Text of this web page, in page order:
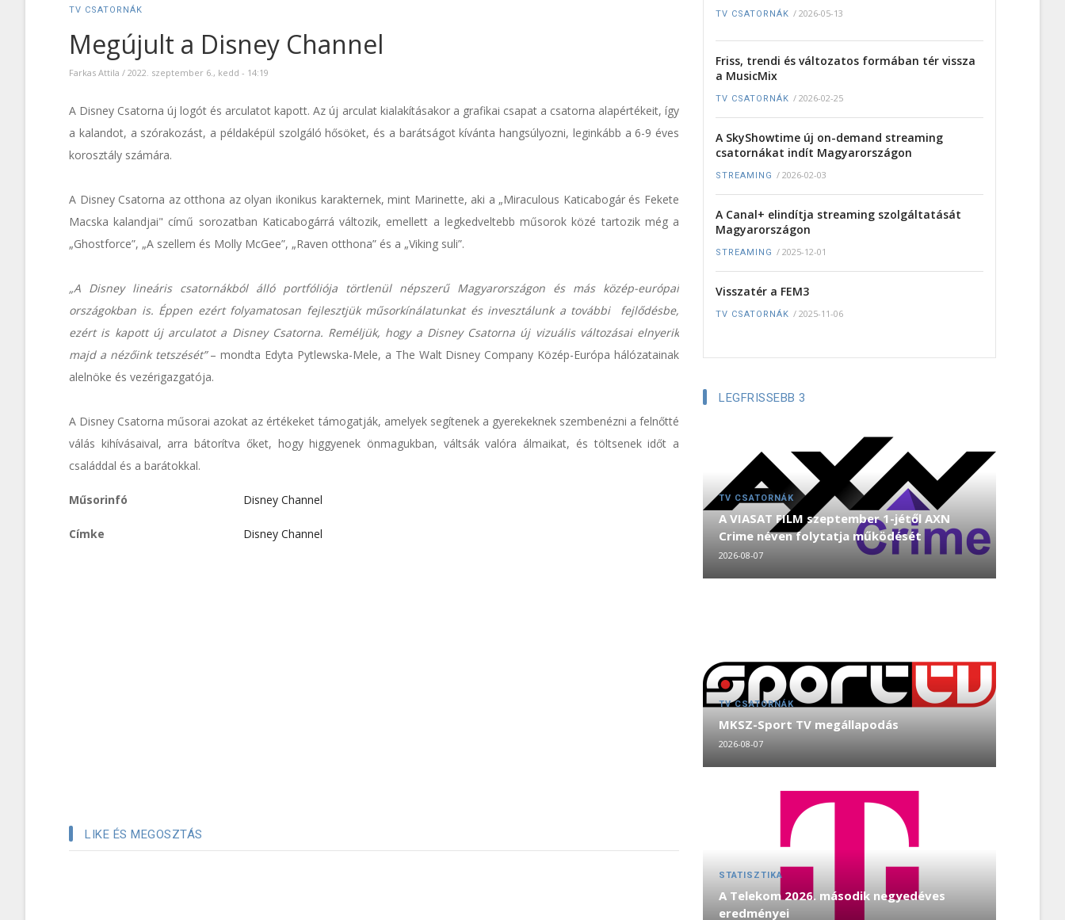
TV CSATORNÁK
Megújult a Disney Channel
Farkas Attila / 2022. szeptember 6., kedd - 14:19
A Disney Csatorna új logót és arculatot kapott. Az új arculat kialakításakor a grafikai csapat a csatorna alapértékeit, így
a kalandot, a szórakozást, a példaképül szolgáló hősöket, és a barátságot kívánta hangsúlyozni, leginkább a 6-9 éves
korosztály számára.
A Disney Csatorna az otthona az olyan ikonikus karakternek, mint Marinette, aki a „Miraculous Katicabogár és Fekete
Macska kalandjai" című sorozatban Katicabogárrá változik, emellett a legkedveltebb műsorok közé tartozik még a
„Ghostforce”, „A szellem és Molly McGee”, „Raven otthona” és a „Viking suli”.
„A Disney lineáris csatornákból álló portfóliója törtlenül népszerű Magyarországon és más közép-európai
országokban is. Éppen ezért folyamatosan fejlesztjük műsorkínálatunkat és invesztálunk a további fejlődésbe,
ezért is kapott új arculatot a Disney Csatorna. Reméljük, hogy a Disney Csatorna új vizuális változásai elnyerik
majd a nézőink tetszését”– mondta Edyta Pytlewska-Mele, a The Walt Disney Company Közép-Európa hálózatainak
alelnöke és vezérigazgatója.
A Disney Csatorna műsorai azokat az értékeket támogatják, amelyek segítenek a gyerekeknek szembenézni a felnőtté
válás kihívásaival, arra bátorítva őket, hogy higgyenek önmagukban, váltsák valóra álmaikat, és töltsenek időt a
családdal és a barátokkal.
Műsorinfó Disney Channel
Címke Disney Channel
LIKE ÉS MEGOSZTÁS
TV CSATORNÁK / 2026-05-13
Friss, trendi és változatos formában tér vissza
a MusicMix
TV CSATORNÁK / 2026-02-25
A SkyShowtime új on-demand streaming
csatornákat indít Magyarországon
STREAMING / 2026-02-03
A Canal+ elindítja streaming szolgáltatását
Magyarországon
STREAMING / 2025-12-01
Visszatér a FEM3
TV CSATORNÁK / 2025-11-06
LEGFRISSEBB 3
TV CSATORNÁK
A VIASAT FILM szeptember 1-jétől AXN
Crime néven folytatja működését
2026-08-07
TV CSATORNÁK
MKSZ-Sport TV megállapodás
2026-08-07
STATISZTIKA
A Telekom 2026. második negyedéves
eredményei